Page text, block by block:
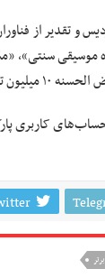
و تقدیر از
کاربری